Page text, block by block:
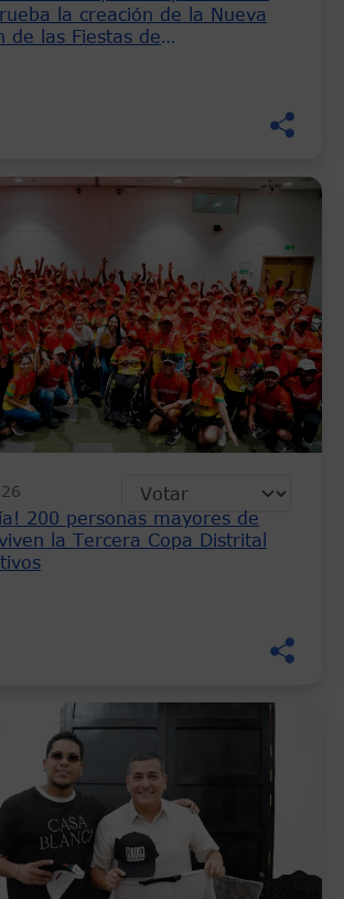
la creación de la Nueva
de las Fiestas de
200 personas mayores de
la Tercera Copa Distrital